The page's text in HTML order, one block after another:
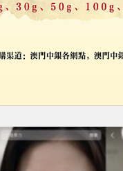
親遭嫌棄學歷低
53509